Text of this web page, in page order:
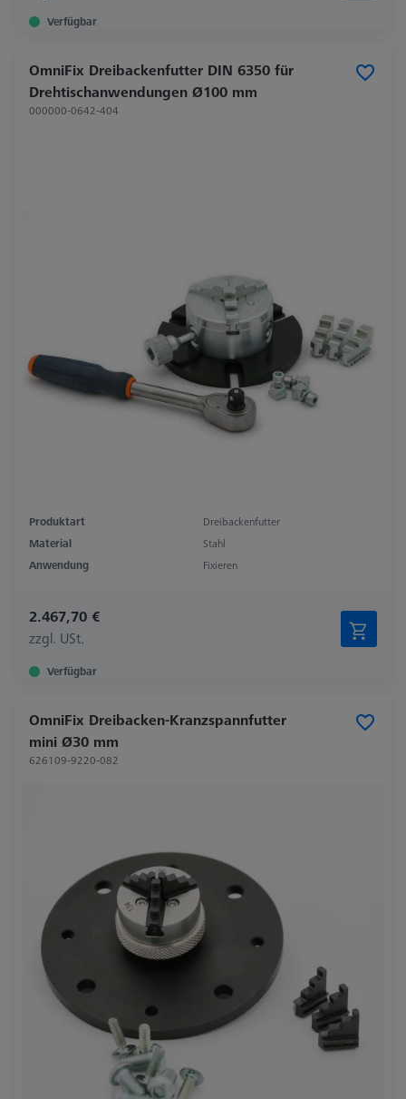
Verfügbar
OmniFix Dreibackenfutter DIN 6350 für
Drehtischanwendungen Ø100 mm
000000-0642-404
Produktart
Dreibackenfutter
Material
Stahl
Anwendung
Fixieren
2.467,70 €
zzgl. USt.
Verfügbar
OmniFix Dreibacken-Kranzspannfutter
mini Ø30 mm
626109-9220-082